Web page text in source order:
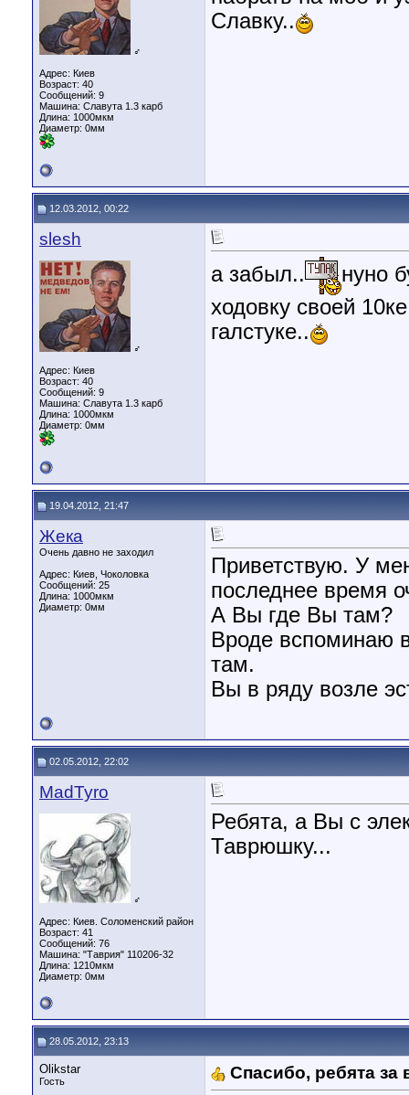
♂
Адрес: Киев
Возраст: 40
Сообщений: 9
Машина: Славута 1.3 карб
Длина: 1000мкм
Диаметр: 0мм
Славку..
12.03.2012, 00:22
slesh
♂
Адрес: Киев
Возраст: 40
Сообщений: 9
Машина: Славута 1.3 карб
Длина: 1000мкм
Диаметр: 0мм
а забыл..
нуно
ходовку своей
галстуке..
19.04.2012, 21:47
Жека
Очень давно не заходил
Адрес: Киев, Чоколовка
Сообщений: 25
Длина: 1000мкм
Диаметр: 0мм
Приветствую. У
последнее время
А Вы где Вы там?
Вроде вспоминаю
там.
Вы в ряду возле
02.05.2012, 22:02
MadTyro
♂
Адрес: Киев. Соломенский район
Возраст: 41
Сообщений: 76
Машина: "Таврия" 110206-32
Длина: 1210мкм
Диаметр: 0мм
Ребята, а Вы с
Таврюшку...
28.05.2012, 23:13
Olikstar
Гость
Спасибо, ребята